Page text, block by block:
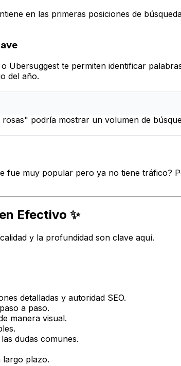
en las primeras posiciones de
te permiten identificar
del año.
podría mostrar un volumen de
fue muy popular pero ya no tiene
Efectivo ✨
y la profundidad son clave aquí.
detalladas y autoridad SEO.
a paso.
manera visual.
dudas comunes.
largo plazo.